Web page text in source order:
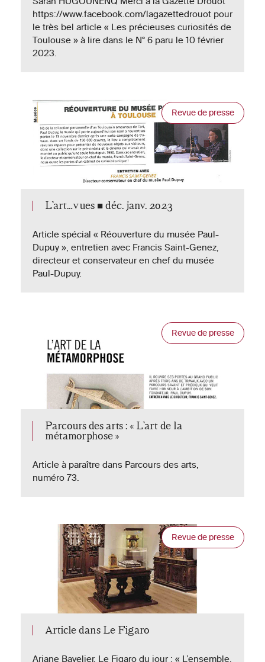
https://www.facebook.com/lagazettedrouot pour
le très bel article « Les précieuses curiosités de
Toulouse » à lire dans le N° 6 paru le 10 février
2023.
Revue de presse
L’art…vues ■ déc. janv. 2023
Article spécial « Réouverture du musée Paul-
Dupuy », entretien avec Francis Saint-Genez,
directeur et conservateur en chef du musée
Paul-Dupuy.
Revue de presse
Parcours des arts : « L’art de la
métamorphose »
Article à paraître dans Parcours des arts,
numéro 73.
Revue de presse
Article dans Le Figaro
Ariane Bavelier, Le Figaro du jour : « L’ensemble,